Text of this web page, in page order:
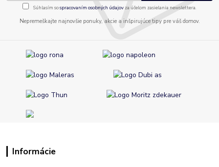
Súhlasím sospracovaním osobných údajov za účelom zasielania newslettera.
Nepremeškajte najnovšie ponuky, akcie a inšpirujúce tipy pre váš domov.
Informácie